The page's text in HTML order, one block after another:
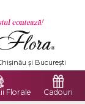
și București
Florale Cadouri